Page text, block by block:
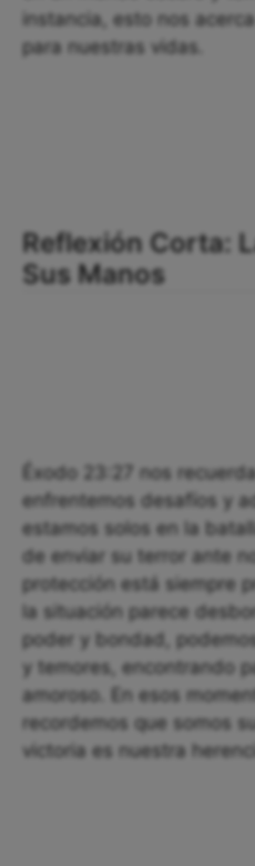
instancia, esto nos
para nuestras vidas.
Reflexión Corta:
Sus Manos
Éxodo 23:27 nos
enfrentemos desafíos y
estamos solos en la
de enviar su terror ante
protección está siempre
la situación parece
poder y bondad,
y temores, encontrando
amoroso. En esos
recordemos que somos
victoria es nuestra